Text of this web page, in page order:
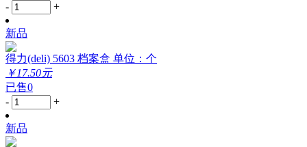
-
+
新品
得力(deli) 5603 档案盒 单位：个
￥17.50元
已售0
-
+
新品